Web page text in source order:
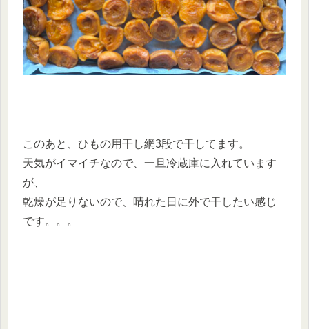
このあと、ひもの用干し網3段で干してます。
天気がイマイチなので、一旦冷蔵庫に入れています
が、
乾燥が足りないので、晴れた日に外で干したい感じ
です。。。